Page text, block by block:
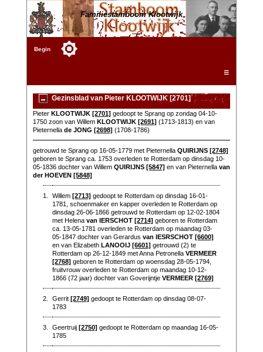
Familiestamboom Klootwijk
Begin
☰
Gezinsblad van Pieter KLOOTWIJK [2701]
Pieter KLOOTWIJK [2701] gedoopt te Sprang op zondag 04-10-
1750 zoon van Willem KLOOTWIJK [2691] (1713-1813) en van
Pieternella de JONG [2698] (1708-1786)
getrouwd te Sprang op 16-05-1779 met Pieternella QUIRIJNS [2748]
geboren te Sprang ca. 1753 overleden te Rotterdam op dinsdag 10-
05-1836 dochter van Willem QUIRIJNS [5847] en van Pieternella van
der HOEVEN [5848]
1. Willem[2713] gedoopt te Rotterdam op dinsdag 16-01-
1781, schoenmaker en kapper overleden te Rotterdam op
dinsdag 26-06-1866 getrouwd te Rotterdam op 12-02-1804
met Helenavan IERSCHOT [2714] geboren te Rotterdam
ca. 13-05-1781 overleden te Rotterdam op maandag 03-
05-1847 dochter van Gerardusvan IESRSCHOT [6600]
en van ElizabethLANOOIJ [6601] getrouwd (2) te
Rotterdam op 26-12-1849 met Anna PetronellaVERMEER
[2768] geboren te Rotterdam op woensdag 28-05-1794,
fruitvrouw overleden te Rotterdam op maandag 10-12-
1866 (72 jaar) dochter van GoverijntjeVERMEER [2769]
2. Gerrit[2749] gedoopt te Rotterdam op dinsdag 08-07-
1783
3. Geertruij[2750] gedoopt te Rotterdam op maandag 16-05-
1785